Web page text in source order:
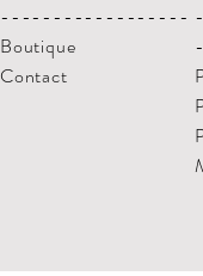
------------------
Boutique
Contact
-